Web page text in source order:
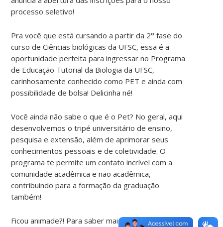
processo seletivo!
Pra você que está cursando a partir da 2° fase do
curso de Ciências biológicas da UFSC, essa é a
oportunidade perfeita para ingressar no Programa
de Educação Tutorial da Biologia da UFSC,
carinhosamente conhecido como PET e ainda com
possibilidade de bolsa! Delicinha né!
Você ainda não sabe o que é o Pet? No geral, aqui
desenvolvemos o tripé universitário de ensino,
pesquisa e extensão, além de aprimorar seus
conhecimentos pessoais e de coletividade. O
programa te permite um contato incrível com a
comunidade acadêmica e não acadêmica,
contribuindo para a formação da graduação
também!
Ficou animade?! Para saber mais informações sobre